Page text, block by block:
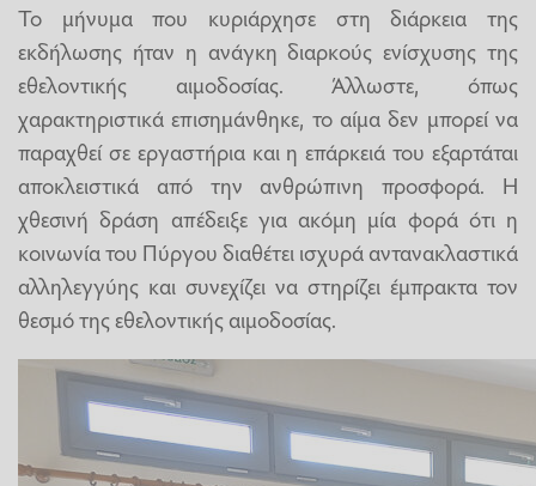
Το μήνυμα που κυριάρχησε στη διάρκεια της
εκδήλωσης ήταν η ανάγκη διαρκούς ενίσχυσης της
εθελοντικής αιμοδοσίας. Άλλωστε, όπως
χαρακτηριστικά επισημάνθηκε, το αίμα δεν μπορεί να
παραχθεί σε εργαστήρια και η επάρκειά του εξαρτάται
αποκλειστικά από την ανθρώπινη προσφορά. Η
χθεσινή δράση απέδειξε για ακόμη μία φορά ότι η
κοινωνία του Πύργου διαθέτει ισχυρά αντανακλαστικά
αλληλεγγύης και συνεχίζει να στηρίζει έμπρακτα τον
θεσμό της εθελοντικής αιμοδοσίας.